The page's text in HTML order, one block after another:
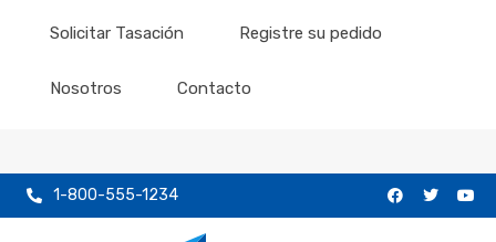
Solicitar Tasación Registre su pedido
Nosotros Contacto
1-800-555-1234